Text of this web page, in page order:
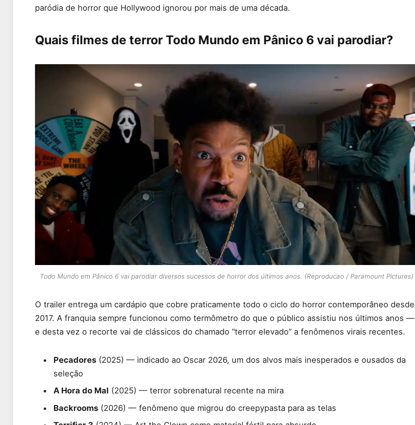
paródia de horror que Hollywood ignorou por mais de uma década.
Quais filmes de terror Todo Mundo em Pânico 6 vai parodiar?
Todo Mundo em Pânico 6 vai parodiar diversos sucessos de horror dos últimos anos. (Reproducao / Paramount Pictures)
O trailer entrega um cardápio que cobre praticamente todo o ciclo do horror contemporâneo desde
2017. A franquia sempre funcionou como termômetro do que o público assistiu nos últimos anos —
e desta vez o recorte vai de clássicos do chamado “terror elevado” a fenômenos virais recentes.
Pecadores (2025) — indicado ao Oscar 2026, um dos alvos mais inesperados e ousados da
seleção
A Hora do Mal (2025) — terror sobrenatural recente na mira
Backrooms (2026) — fenômeno que migrou do creepypasta para as telas